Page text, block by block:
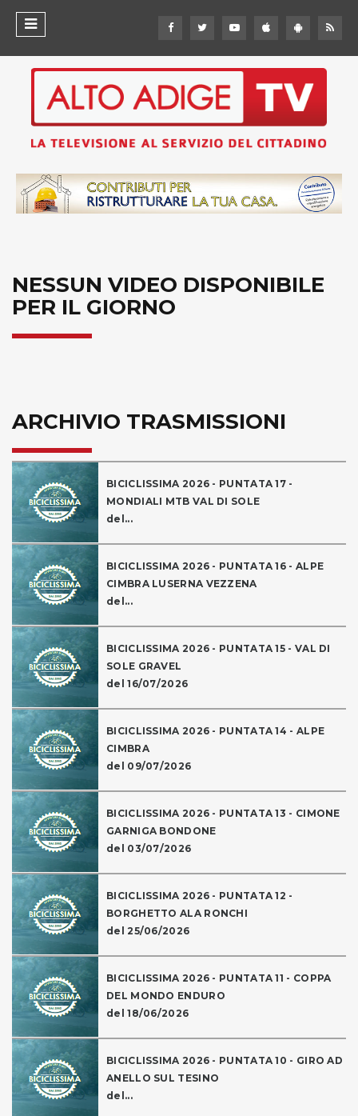
NESSUN VIDEO DISPONIBILE
PER IL GIORNO
ARCHIVIO TRASMISSIONI
BICICLISSIMA 2026 - PUNTATA 17 -
MONDIALI MTB VAL DI SOLE
del...
BICICLISSIMA 2026 - PUNTATA 16 - ALPE
CIMBRA LUSERNA VEZZENA
del...
BICICLISSIMA 2026 - PUNTATA 15 - VAL DI
SOLE GRAVEL
del 16/07/2026
BICICLISSIMA 2026 - PUNTATA 14 - ALPE
CIMBRA
del 09/07/2026
BICICLISSIMA 2026 - PUNTATA 13 - CIMONE
GARNIGA BONDONE
del 03/07/2026
BICICLISSIMA 2026 - PUNTATA 12 -
BORGHETTO ALA RONCHI
del 25/06/2026
BICICLISSIMA 2026 - PUNTATA 11 - COPPA
DEL MONDO ENDURO
del 18/06/2026
BICICLISSIMA 2026 - PUNTATA 10 - GIRO AD
ANELLO SUL TESINO
del...